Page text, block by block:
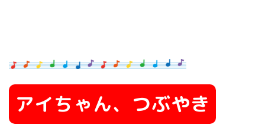
アイちゃん、つぶやき